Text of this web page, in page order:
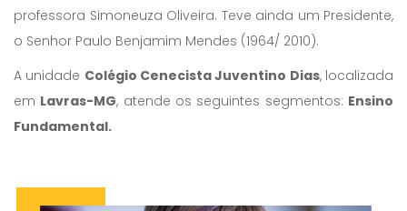
professora Simoneuza Oliveira. Teve ainda um Presidente,
o Senhor Paulo Benjamim Mendes (1964/ 2010).
A unidade Colégio Cenecista Juventino Dias, localizada
em Lavras-MG, atende os seguintes segmentos: Ensino
Fundamental.